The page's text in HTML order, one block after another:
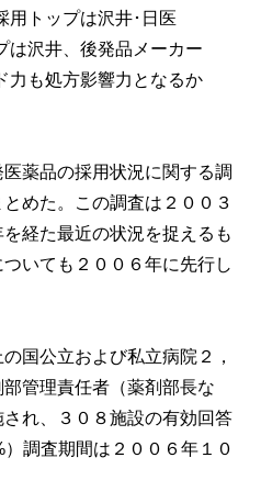
用トップは沢井･日医
は沢井、後発品メーカー
力も処方影響力となるか
薬品の採用状況に関する調
めた。この調査は２００３
経た最近の状況を捉えるも
いても２００６年に先行し
国公立および私立病院２，
管理責任者（薬剤部長な
れ、３０８施設の有効回答
調査期間は２００６年１０